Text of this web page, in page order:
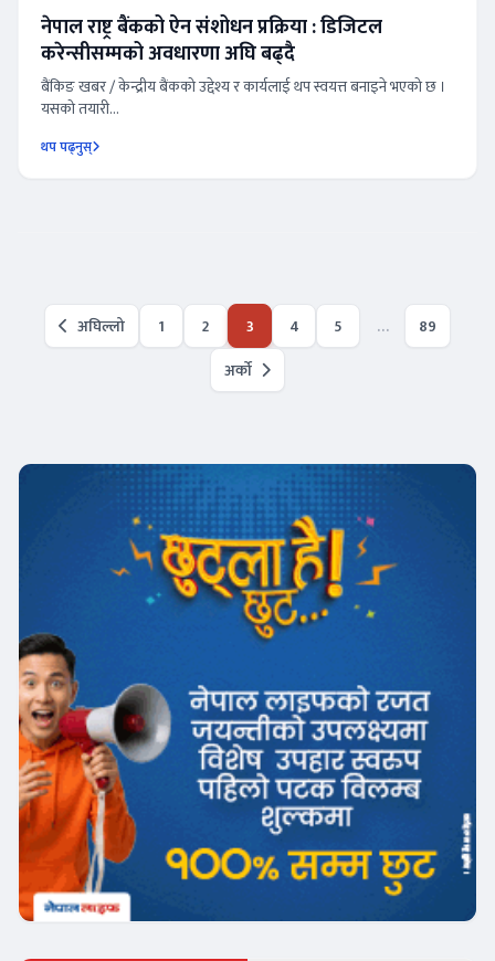
नेपाल राष्ट्र बैंकको ऐन संशोधन प्रक्रिया : डिजिटल
करेन्सीसम्मको अवधारणा अघि बढ्दै
बैंकिङ खबर / केन्द्रीय बैंकको उद्देश्य र कार्यलाई थप स्वयत्त बनाइने भएको छ ।
यसको तयारी...
थप पढ्नुस्
Posts
pagination
अघिल्लो 1 2 3 4 5 …
89
अर्को